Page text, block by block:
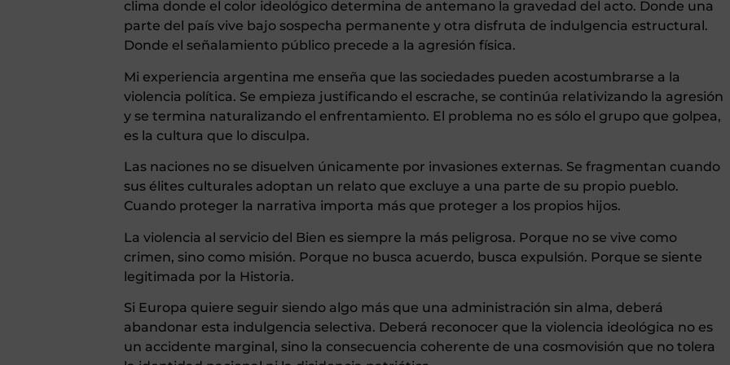
clima donde el color ideológico determina de antemano la gravedad del acto. Donde una
parte del país vive bajo sospecha permanente y otra disfruta de indulgencia estructural.
Donde el señalamiento público precede a la agresión física.
Mi experiencia argentina me enseña que las sociedades pueden acostumbrarse a la
violencia política. Se empieza justificando el escrache, se continúa relativizando la agresión
y se termina naturalizando el enfrentamiento. El problema no es sólo el grupo que golpea,
es la cultura que lo disculpa.
Las naciones no se disuelven únicamente por invasiones externas. Se fragmentan cuando
sus élites culturales adoptan un relato que excluye a una parte de su propio pueblo.
Cuando proteger la narrativa importa más que proteger a los propios hijos.
La violencia al servicio del Bien es siempre la más peligrosa. Porque no se vive como
crimen, sino como misión. Porque no busca acuerdo, busca expulsión. Porque se siente
legitimada por la Historia.
Si Europa quiere seguir siendo algo más que una administración sin alma, deberá
abandonar esta indulgencia selectiva. Deberá reconocer que la violencia ideológica no es
un accidente marginal, sino la consecuencia coherente de una cosmovisión que no tolera